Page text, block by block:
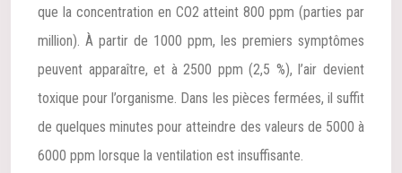
que la concentration en CO2 atteint 800 ppm (parties par
million). À partir de 1000 ppm, les premiers symptômes
peuvent apparaître, et à 2500 ppm (2,5 %), l’air devient
toxique pour l’organisme. Dans les pièces fermées, il suffit
de quelques minutes pour atteindre des valeurs de 5000 à
6000 ppm lorsque la ventilation est insuffisante.